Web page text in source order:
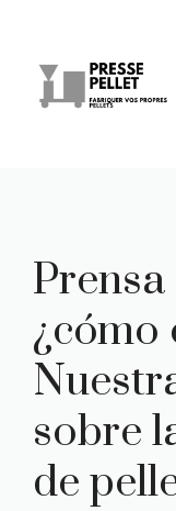
contenido
¿cómo
sobre
de